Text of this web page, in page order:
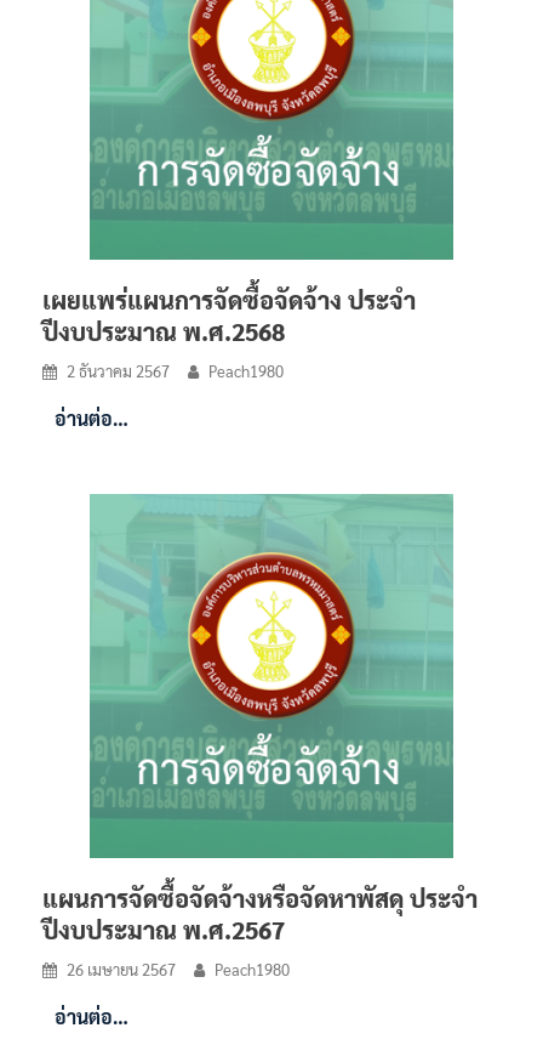
เผยแพร่แผนการจัดซื้อจัดจ้าง ประจำ
ปีงบประมาณ พ.ศ.2568
2 ธันวาคม 2567 Peach1980
อ่านต่อ…
แผนการจัดซื้อจัดจ้างหรือจัดหาพัสดุ ประจำ
ปีงบประมาณ พ.ศ.2567
26 เมษายน 2567 Peach1980
อ่านต่อ…